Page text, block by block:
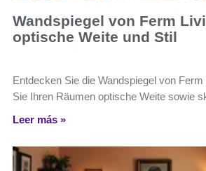
Wandspiegel von Ferm
optische Weite und Stil
Entdecken Sie die Wandspiegel von
Sie Ihren Räumen optische Weite sowie
Leer más »